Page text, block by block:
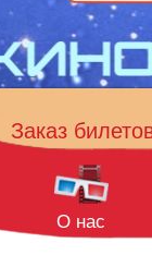
Заказ
О нас